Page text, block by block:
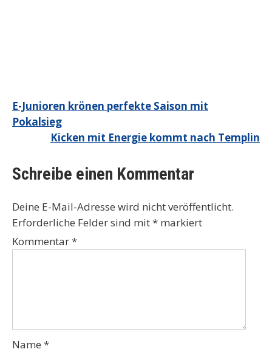
Beitragsnavigation
E-Junioren krönen perfekte Saison mit
Pokalsieg
Kicken mit Energie kommt nach Templin
Schreibe einen Kommentar
Deine E-Mail-Adresse wird nicht veröffentlicht.
Erforderliche Felder sind mit* markiert
Kommentar*
Name *